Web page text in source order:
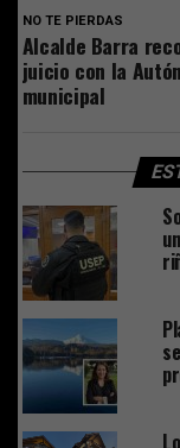
NO TE PIERDAS
Alcalde Barra
juicio con la
municipal